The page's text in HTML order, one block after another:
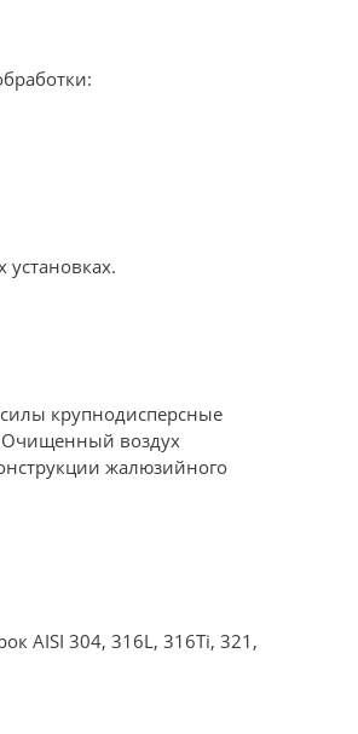
крупнодисперсные
Очищенный воздух
жалюзийного
AISI 304, 316L, 316Ti, 321,